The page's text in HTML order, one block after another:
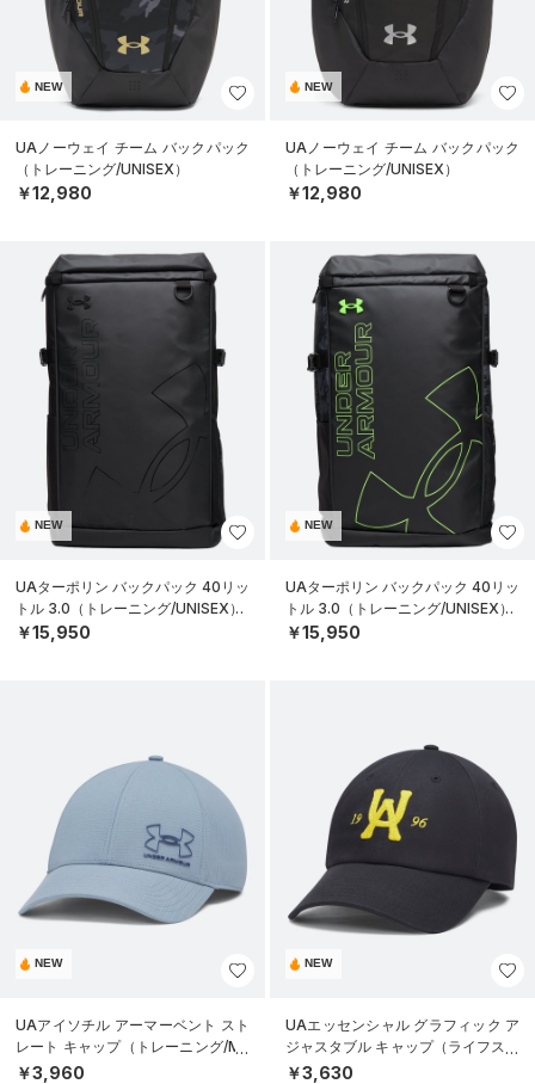
NEW
UAノーウェイ チーム バックパック
（トレーニング/UNISEX）
￥12,980
NEW
UAノーウェイ チーム バックパック
（トレーニング/UNISEX）
￥12,980
NEW
UAターポリン バックパック 40リッ
トル 3.0（トレーニング/UNISEX）
￥15,950
NEW
UAターポリン バックパック 40リッ
トル 3.0（トレーニング/UNISEX）
￥15,950
NEW
UAアイソチル アーマーベント スト
レート キャップ（トレーニング/ME
N）
￥3,960
NEW
UAエッセンシャル グラフィック ア
ジャスタブル キャップ（ライフスタ
イル/UNISEX）
￥3,630